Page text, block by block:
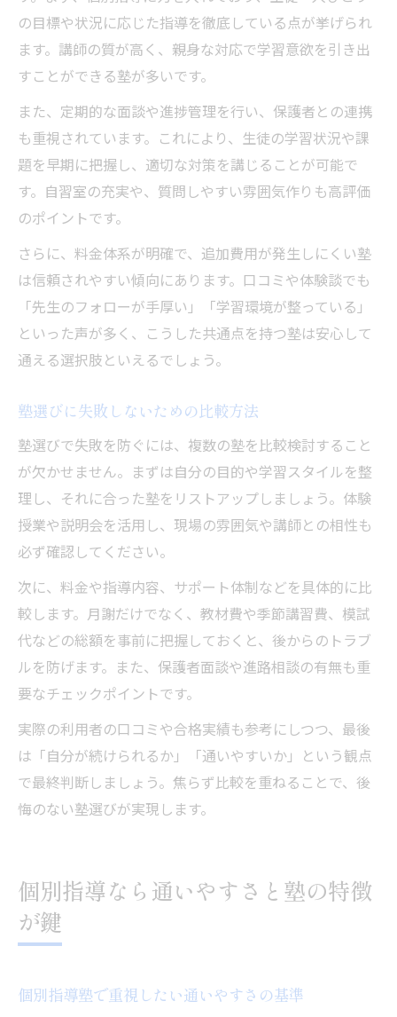
の目標や状況に応じた指導を徹底している点が挙げられ
ます。講師の質が高く、親身な対応で学習意欲を引き出
すことができる塾が多いです。
また、定期的な面談や進捗管理を行い、保護者との連携
も重視されています。これにより、生徒の学習状況や課
題を早期に把握し、適切な対策を講じることが可能で
す。自習室の充実や、質問しやすい雰囲気作りも高評価
のポイントです。
さらに、料金体系が明確で、追加費用が発生しにくい塾
は信頼されやすい傾向にあります。口コミや体験談でも
「先生のフォローが手厚い」「学習環境が整っている」
といった声が多く、こうした共通点を持つ塾は安心して
通える選択肢といえるでしょう。
塾選びに失敗しないための比較方法
塾選びで失敗を防ぐには、複数の塾を比較検討すること
が欠かせません。まずは自分の目的や学習スタイルを整
理し、それに合った塾をリストアップしましょう。体験
授業や説明会を活用し、現場の雰囲気や講師との相性も
必ず確認してください。
次に、料金や指導内容、サポート体制などを具体的に比
較します。月謝だけでなく、教材費や季節講習費、模試
代などの総額を事前に把握しておくと、後からのトラブ
ルを防げます。また、保護者面談や進路相談の有無も重
要なチェックポイントです。
実際の利用者の口コミや合格実績も参考にしつつ、最後
は「自分が続けられるか」「通いやすいか」という観点
で最終判断しましょう。焦らず比較を重ねることで、後
悔のない塾選びが実現します。
個別指導なら通いやすさと塾の特徴
が鍵
個別指導塾で重視したい通いやすさの基準